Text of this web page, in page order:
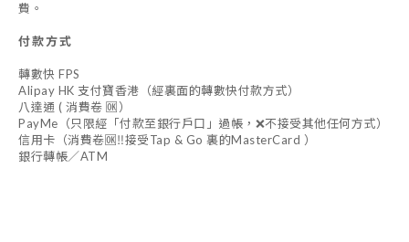
費。
付款方式
轉數快 FPS
Alipay HK 支付寶香港（經裏面的轉數快付款方式）
八達通 ( 消費卷 🆗）
PayMe（只限經「付款至銀行戶口」過帳，❌不接受其他任何方式）
信用卡（消費卷🆗‼️接受Tap & Go 裏的MasterCard ）
銀行轉帳／ATM